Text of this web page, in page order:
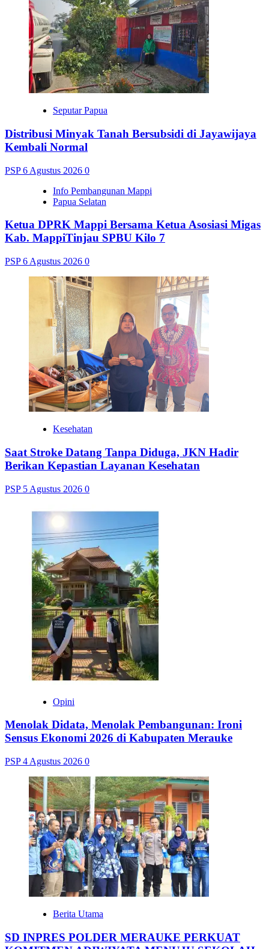
Seputar Papua
Distribusi Minyak Tanah Bersubsidi di Jayawijaya
Kembali Normal
PSP6 Agustus 2026 0
Info Pembangunan Mappi
Papua Selatan
Ketua DPRK Mappi Bersama Ketua Asosiasi Migas
Kab. MappiTinjau SPBU Kilo 7
PSP6 Agustus 2026 0
Kesehatan
Saat Stroke Datang Tanpa Diduga, JKN Hadir
Berikan Kepastian Layanan Kesehatan
PSP 5 Agustus 2026 0
Opini
Menolak Didata, Menolak Pembangunan: Ironi
Sensus Ekonomi 2026 di Kabupaten Merauke
PSP4 Agustus 2026 0
Berita Utama
SD INPRES POLDER MERAUKE PERKUAT